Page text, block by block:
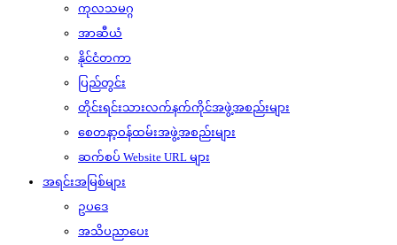
ကုလသမဂ္ဂ
အာဆီယံ
နိုင်ငံတကာ
ပြည်တွင်း
တိုင်းရင်းသားလက်နက်ကိုင်အဖွဲ့အစည်းများ
စေတနာ့ဝန်ထမ်းအဖွဲ့အစည်းများ
ဆက်စပ် Website URL များ
အရင်းအမြစ်များ
ဥပဒေ
အသိပညာပေး